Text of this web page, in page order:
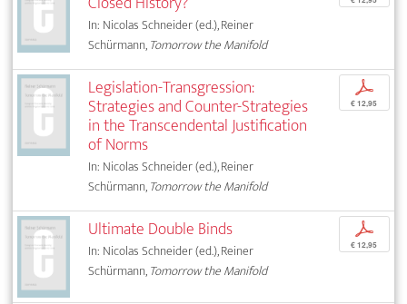
In: Nicolas Schneider (ed.), Reiner
Schürmann,Tomorrow the Manifold
Legislation-Transgression:
Strategies and Counter-Strategies
in the Transcendental Justification
of Norms
In: Nicolas Schneider (ed.), Reiner
Schürmann,Tomorrow the Manifold
p
€ 12,95
Ultimate Double Binds
In: Nicolas Schneider (ed.), Reiner
Schürmann,Tomorrow the Manifold
p
€ 12,95